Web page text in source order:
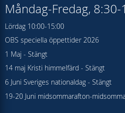
Måndag-Fredag,
Lördag 10:00-15:00
OBS speciella öppettider 2026
1 Maj - Stängt
14 maj Kristi himmelfärd - Stängt
6 Juni Sveriges nationaldag - Stängt
19-20 Juni midsommarafton-